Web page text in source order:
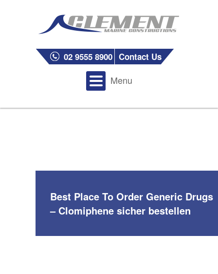
02 9555 8900 Contact Us
Menu
Best Place To Order Generic Drugs
– Clomiphene sicher bestellen